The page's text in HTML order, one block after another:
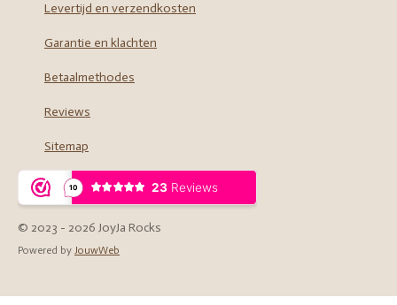
Levertijd en verzendkosten
Garantie en klachten
Betaalmethodes
Reviews
Sitemap
© 2023 - 2026 JoyJa Rocks
Powered by JouwWeb